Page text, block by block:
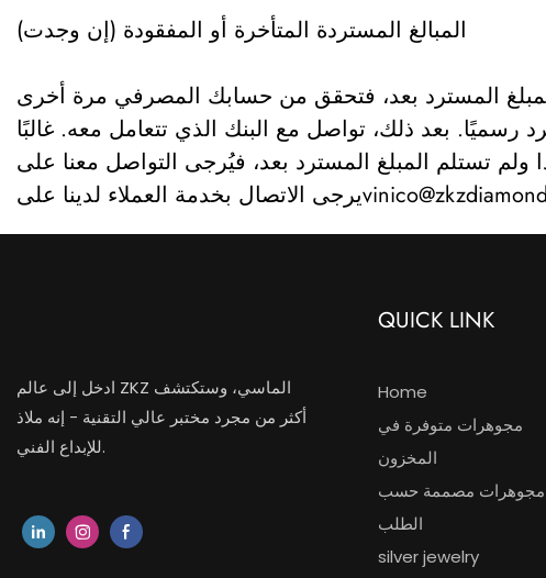
المبالغ المستردة المتأخرة أو المفقودة (إن وجدت)
رسميًا. بعد ذلك، تواصل مع البنك الذي تتعامل معه. غالبًا
تستلم المبلغ المسترد بعد، فيُرجى التواصل معنا على
يرجى الاتصال بخدمة العملاء لدينا على
ادخل إلى عالم ZKZ الماسي، وستكتشف
أكثر من مجرد مختبر عالي التقنية - إنه ملاذ
للإبداع الفني.
QUICK LINK
Home
مجوهرات متوفرة في
المخزون
مجوهرات مصممة حسب
الطلب
silver jewelry